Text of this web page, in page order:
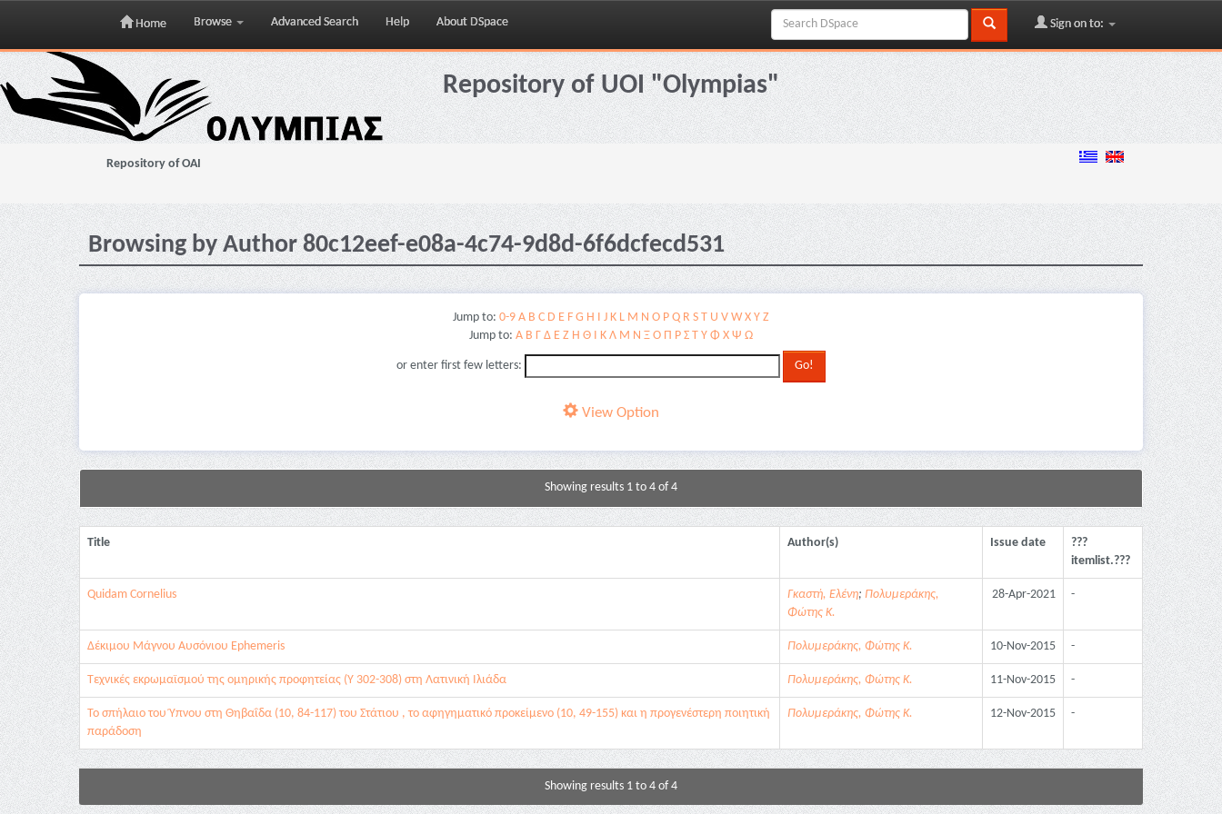
Skip
navigation
Home Browse Advanced Search Help About DSpace Sign on to:
Repository of UOI "Olympias"
Repository of OAI
Browsing by Author 80c12eef-e08a-4c74-9d8d-6f6dcfecd531
Jump to: 0-9 A B C D E F G H I J K L M N O P Q R S T U V W X Y Z
Jump to: Α Β Γ Δ Ε Ζ Η Θ Ι Κ Λ Μ Ν Ξ Ο Π Ρ Σ Τ Υ Φ Χ Ψ Ω
or enter first few letters:
View Option
Showing results 1 to 4 of 4
Title Author(s) Issue date
???
itemlist.???
Quidam Cornelius Γκαστή, Ελένη; Πολυμεράκης,
Φώτης Κ.
28-Apr-2021 -
Δέκιμου Μάγνου Αυσόνιου Ephemeris Πολυμεράκης, Φώτης Κ. 10-Nov-2015 -
Τεχνικές εκρωμαϊσμού της ομηρικής προφητείας (Y 302-308) στη Λατινική Ιλιάδα Πολυμεράκης, Φώτης Κ. 11-Nov-2015 -
Το σπήλαιο του Ύπνου στη Θηβαΐδα (10, 84-117) του Στάτιου , το αφηγηματικό προκείμενο (10, 49-155) και η προγενέστερη ποιητική
παράδοση
Πολυμεράκης, Φώτης Κ. 12-Nov-2015 -
Showing results 1 to 4 of 4